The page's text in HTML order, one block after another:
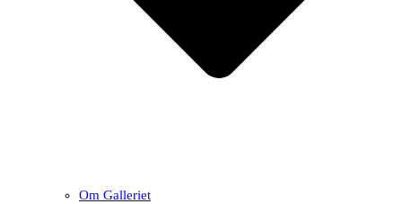
Om Galleriet